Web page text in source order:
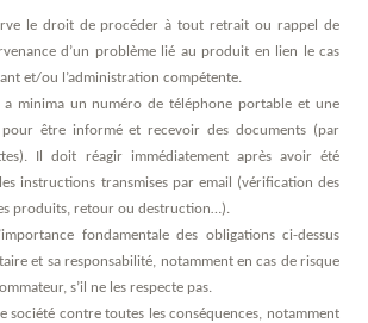
le droit de procéder à tout retrait ou rappel de
d’un problème lié au produit en lien le cas
et/ou l’administration compétente.
minima un numéro de téléphone portable et une
pour être informé et recevoir des documents (par
Il doit réagir immédiatement après avoir été
instructions transmises par email (vérification des
produits, retour ou destruction…).
fondamentale des obligations ci-dessus
et sa responsabilité, notamment en cas de risque
s’il ne les respecte pas.
société contre toutes les conséquences, notamment